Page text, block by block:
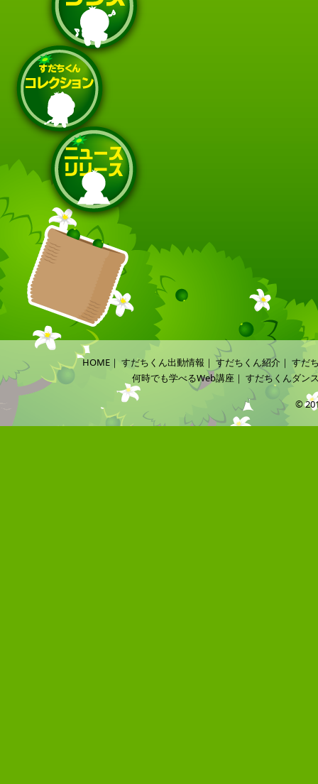
HOME ｜ すだちくん出動情報 ｜ すだちくん紹介 ｜ すだ
何時でも学べるWeb講座 ｜すだちくんダン
©